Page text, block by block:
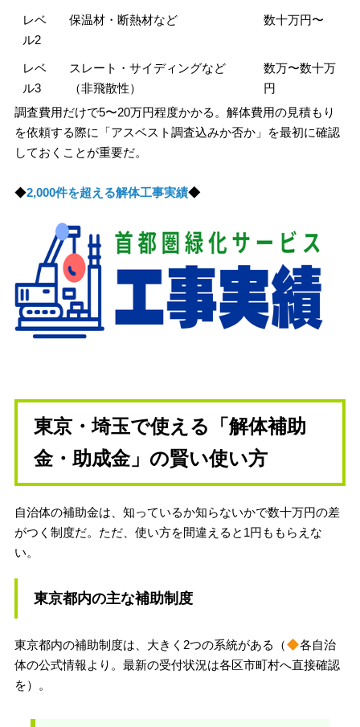
レベ
ル2
保温材・断熱材など 数十万円〜
レベ
ル3
スレート・サイディングなど
（非飛散性）
数万〜数十万
円
調査費用だけで5〜20万円程度かかる。解体費用の見積もり
を依頼する際に「アスベスト調査込みか否か」を最初に確認
しておくことが重要だ。
◆2,000件を超える解体工事実績◆
東京・埼玉で使える「解体補助
金・助成金」の賢い使い方
自治体の補助金は、知っているか知らないかで数十万円の差
がつく制度だ。ただ、使い方を間違えると1円ももらえな
い。
東京都内の主な補助制度
東京都内の補助制度は、大きく2つの系統がある（
各自治
体の公式情報より。最新の受付状況は各区市町村へ直接確認
を）。